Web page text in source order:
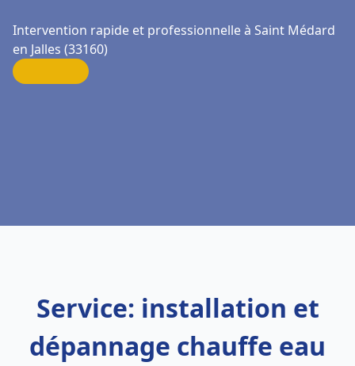
Intervention rapide et professionnelle à Saint Médard
en Jalles (33160)
Service: installation et
dépannage chauffe eau